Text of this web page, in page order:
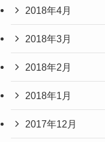
2018年4月
2018年3月
2018年2月
2018年1月
2017年12月